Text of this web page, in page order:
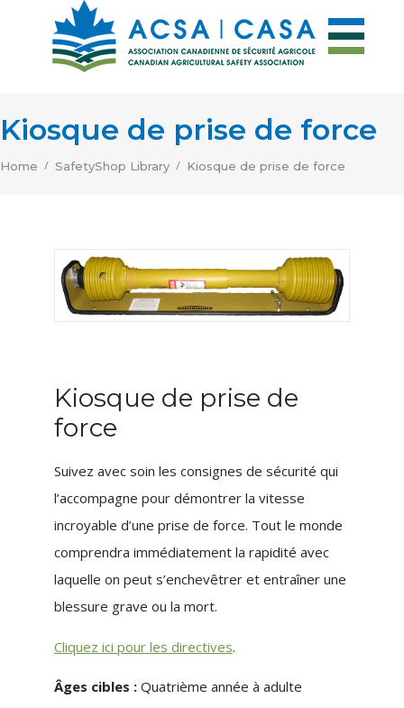
Kiosque de prise de force
Home / SafetyShop Library / Kiosque de prise de force
Kiosque de prise de
force
Suivez avec soin les consignes de sécurité qui
l’accompagne pour démontrer la vitesse
incroyable d’une prise de force. Tout le monde
comprendra immédiatement la rapidité avec
laquelle on peut s’enchevêtrer et entraîner une
blessure grave ou la mort.
Cliquez ici pour les directives.
Âges cibles : Quatrième année à adulte